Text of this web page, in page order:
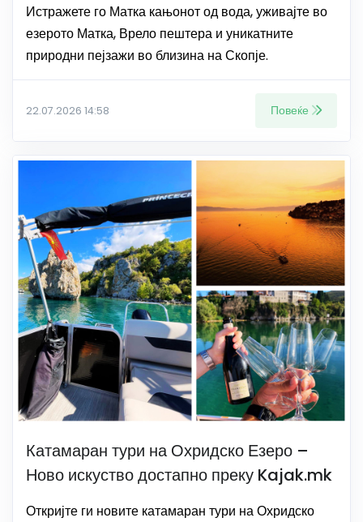
Истражете го Матка кањонот од вода, уживајте во
езерото Матка, Врело пештера и уникатните
природни пејзажи во близина на Скопје.
22.07.2026 14:58 Повеќе
Катамаран тури на Охридско Езеро –
Ново искуство достапно преку Kajak.mk
Откријте ги новите катамаран тури на Охридско